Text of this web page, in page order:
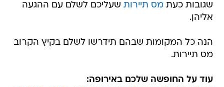
שגובות כעתמס תיירות שעליכם לשלם עם ההגעה
אליהן.
הנה כל המקומות שבהם תידרשו לשלם בקיץ הקרוב
מס תיירות.
עוד על החופשה שלכם באירופה: